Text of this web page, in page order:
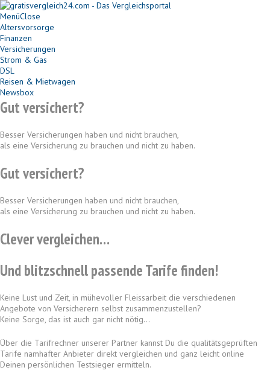
MenüClose
Altersvorsorge
Finanzen
Versicherungen
Strom & Gas
DSL
Reisen & Mietwagen
Newsbox
Gut versichert?
Besser Versicherungen haben und nicht brauchen,
als eine Versicherung zu brauchen und nicht zu haben.
Gut versichert?
Besser Versicherungen haben und nicht brauchen,
als eine Versicherung zu brauchen und nicht zu haben.
Clever vergleichen…
Und blitzschnell passende Tarife finden!
Keine Lust und Zeit, in mühevoller Fleissarbeit die verschiedenen
Angebote von Versicherern selbst zusammenzustellen?
Keine Sorge, das ist auch gar nicht nötig…
Über die Tarifrechner unserer Partner kannst Du die qualitätsgeprüften
Tarife namhafter Anbieter direkt vergleichen und ganz leicht online
Deinen persönlichen Testsieger ermitteln.